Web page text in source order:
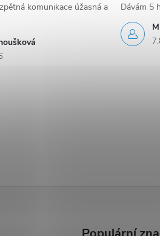
komunikace úžasná a
Dávám 5